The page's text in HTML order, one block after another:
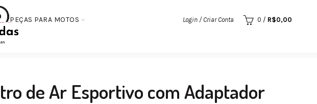
PEÇAS PARA MOTOS Login / Criar Conta 0 / R$0,00
de Ar Esportivo com Adaptador